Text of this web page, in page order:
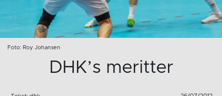
Foto: Roy Johansen
DHK’s meritter